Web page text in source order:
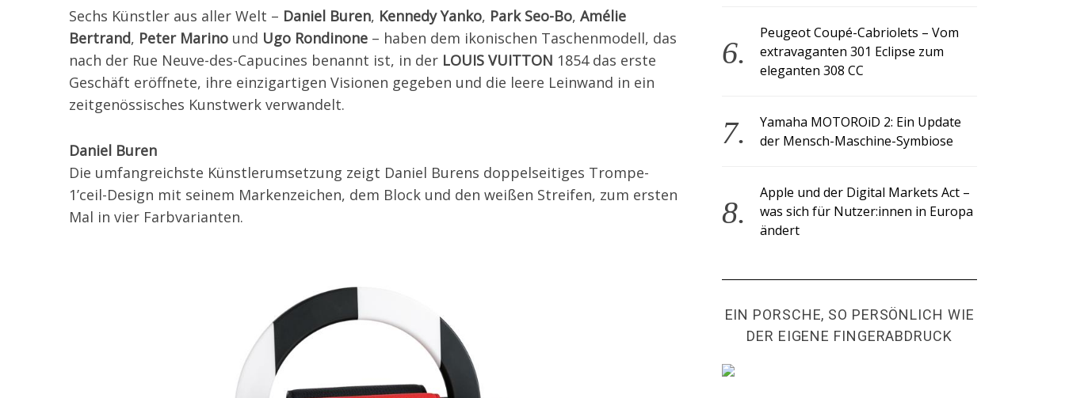
Sechs Künstler aus aller Welt – Daniel Buren, Kennedy Yanko, Park Seo-Bo, Amélie
Bertrand, Peter Marino und Ugo Rondinone – haben dem ikonischen Taschenmodell, das
nach der Rue Neuve-des-Capucines benannt ist, in der LOUIS VUITTON 1854 das erste
Geschäft eröffnete, ihre einzigartigen Visionen gegeben und die leere Leinwand in ein
zeitgenössisches Kunstwerk verwandelt.
Daniel Buren
Die umfangreichste Künstlerumsetzung zeigt Daniel Burens doppelseitiges Trompe-
1’ceil-Design mit seinem Markenzeichen, dem Block und den weißen Streifen, zum ersten
Mal in vier Farbvarianten.
Peugeot Coupé-Cabriolets – Vom
extravaganten 301 Eclipse zum
eleganten 308 CC
Yamaha MOTOROiD 2: Ein Update
der Mensch-Maschine-Symbiose
Apple und der Digital Markets Act –
was sich für Nutzer:innen in Europa
ändert
EIN PORSCHE, SO PERSÖNLICH WIE
DER EIGENE FINGERABDRUCK